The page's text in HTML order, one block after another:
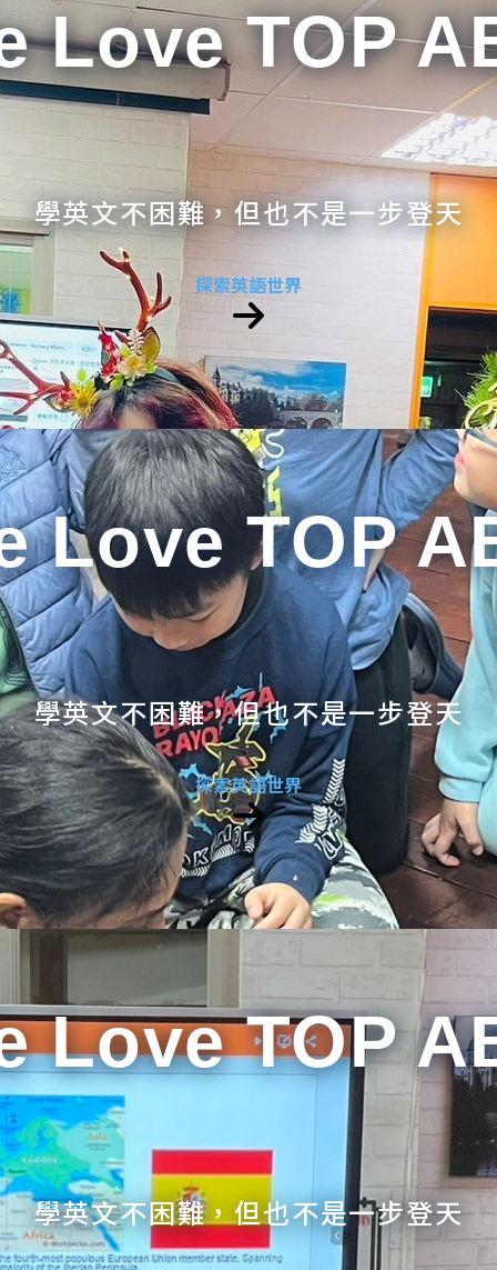
Love TOP
學英文不困難，但也不是一步登天
探索英語世界
Love TOP
學英文不困難，但也不是一步登天
探索英語世界
Love TOP
學英文不困難，但也不是一步登天